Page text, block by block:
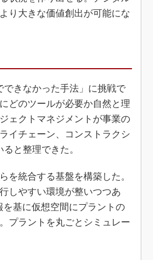
り大きな価値創出が可能にな
きなかった手法」に挑戦で
どのツールが必要か自然と理
ェクトマネジメントが事業の
イチェーン、コンストラクシ
と整理できた。
統合する基盤を構築した。
しやすい環境が整いつつあ
基に仮想空間にプラントの
プラントを丸ごとシミュレー